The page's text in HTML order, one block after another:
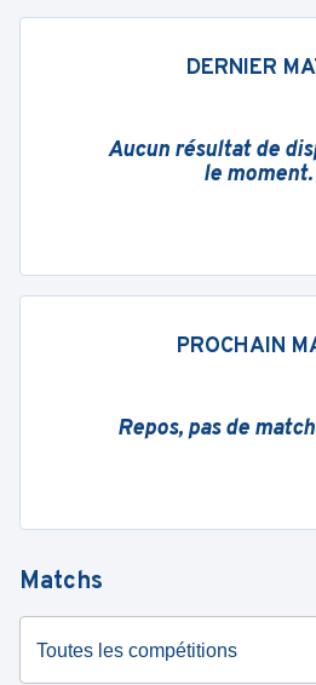
DERNIER
Aucun résultat de
le
PROCHAIN
Repos, pas de
Matchs
Toutes les compétitions